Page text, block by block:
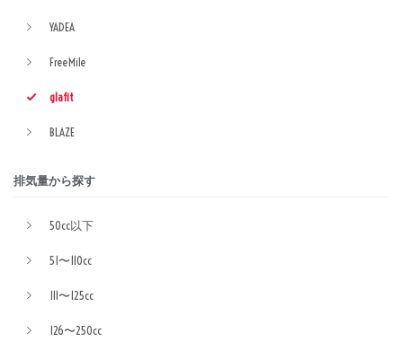
YADEA
FreeMile
glafit
BLAZE
排気量から探す
50cc以下
51〜110cc
111〜125cc
126〜250cc